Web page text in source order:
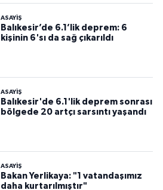
ASAYİŞ
Balıkesir’de 6.1’lik deprem: 6
kişinin 6'sı da sağ çıkarıldı
ASAYİŞ
Balıkesir'de 6.1'lik deprem sonrası
bölgede 20 artçı sarsıntı yaşandı
ASAYİŞ
Bakan Yerlikaya: "1 vatandaşımız
daha kurtarılmıştır"